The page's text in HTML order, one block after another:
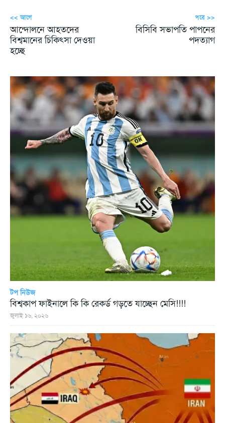
<< আগে
আন্দোলনে আহতদের
বিশ্বমানের চিকিৎসা দেওয়া
হচ্ছে
পরে >>
বিসিবি সভাপতি পাপনের
পদত্যাগ
টপ নিউজ
বিশ্বকাপ ফাইনালে কি কি রেকর্ড গড়তে যাচ্ছেন মেসি!!!!
জুলাই ১৬, ২০২৬